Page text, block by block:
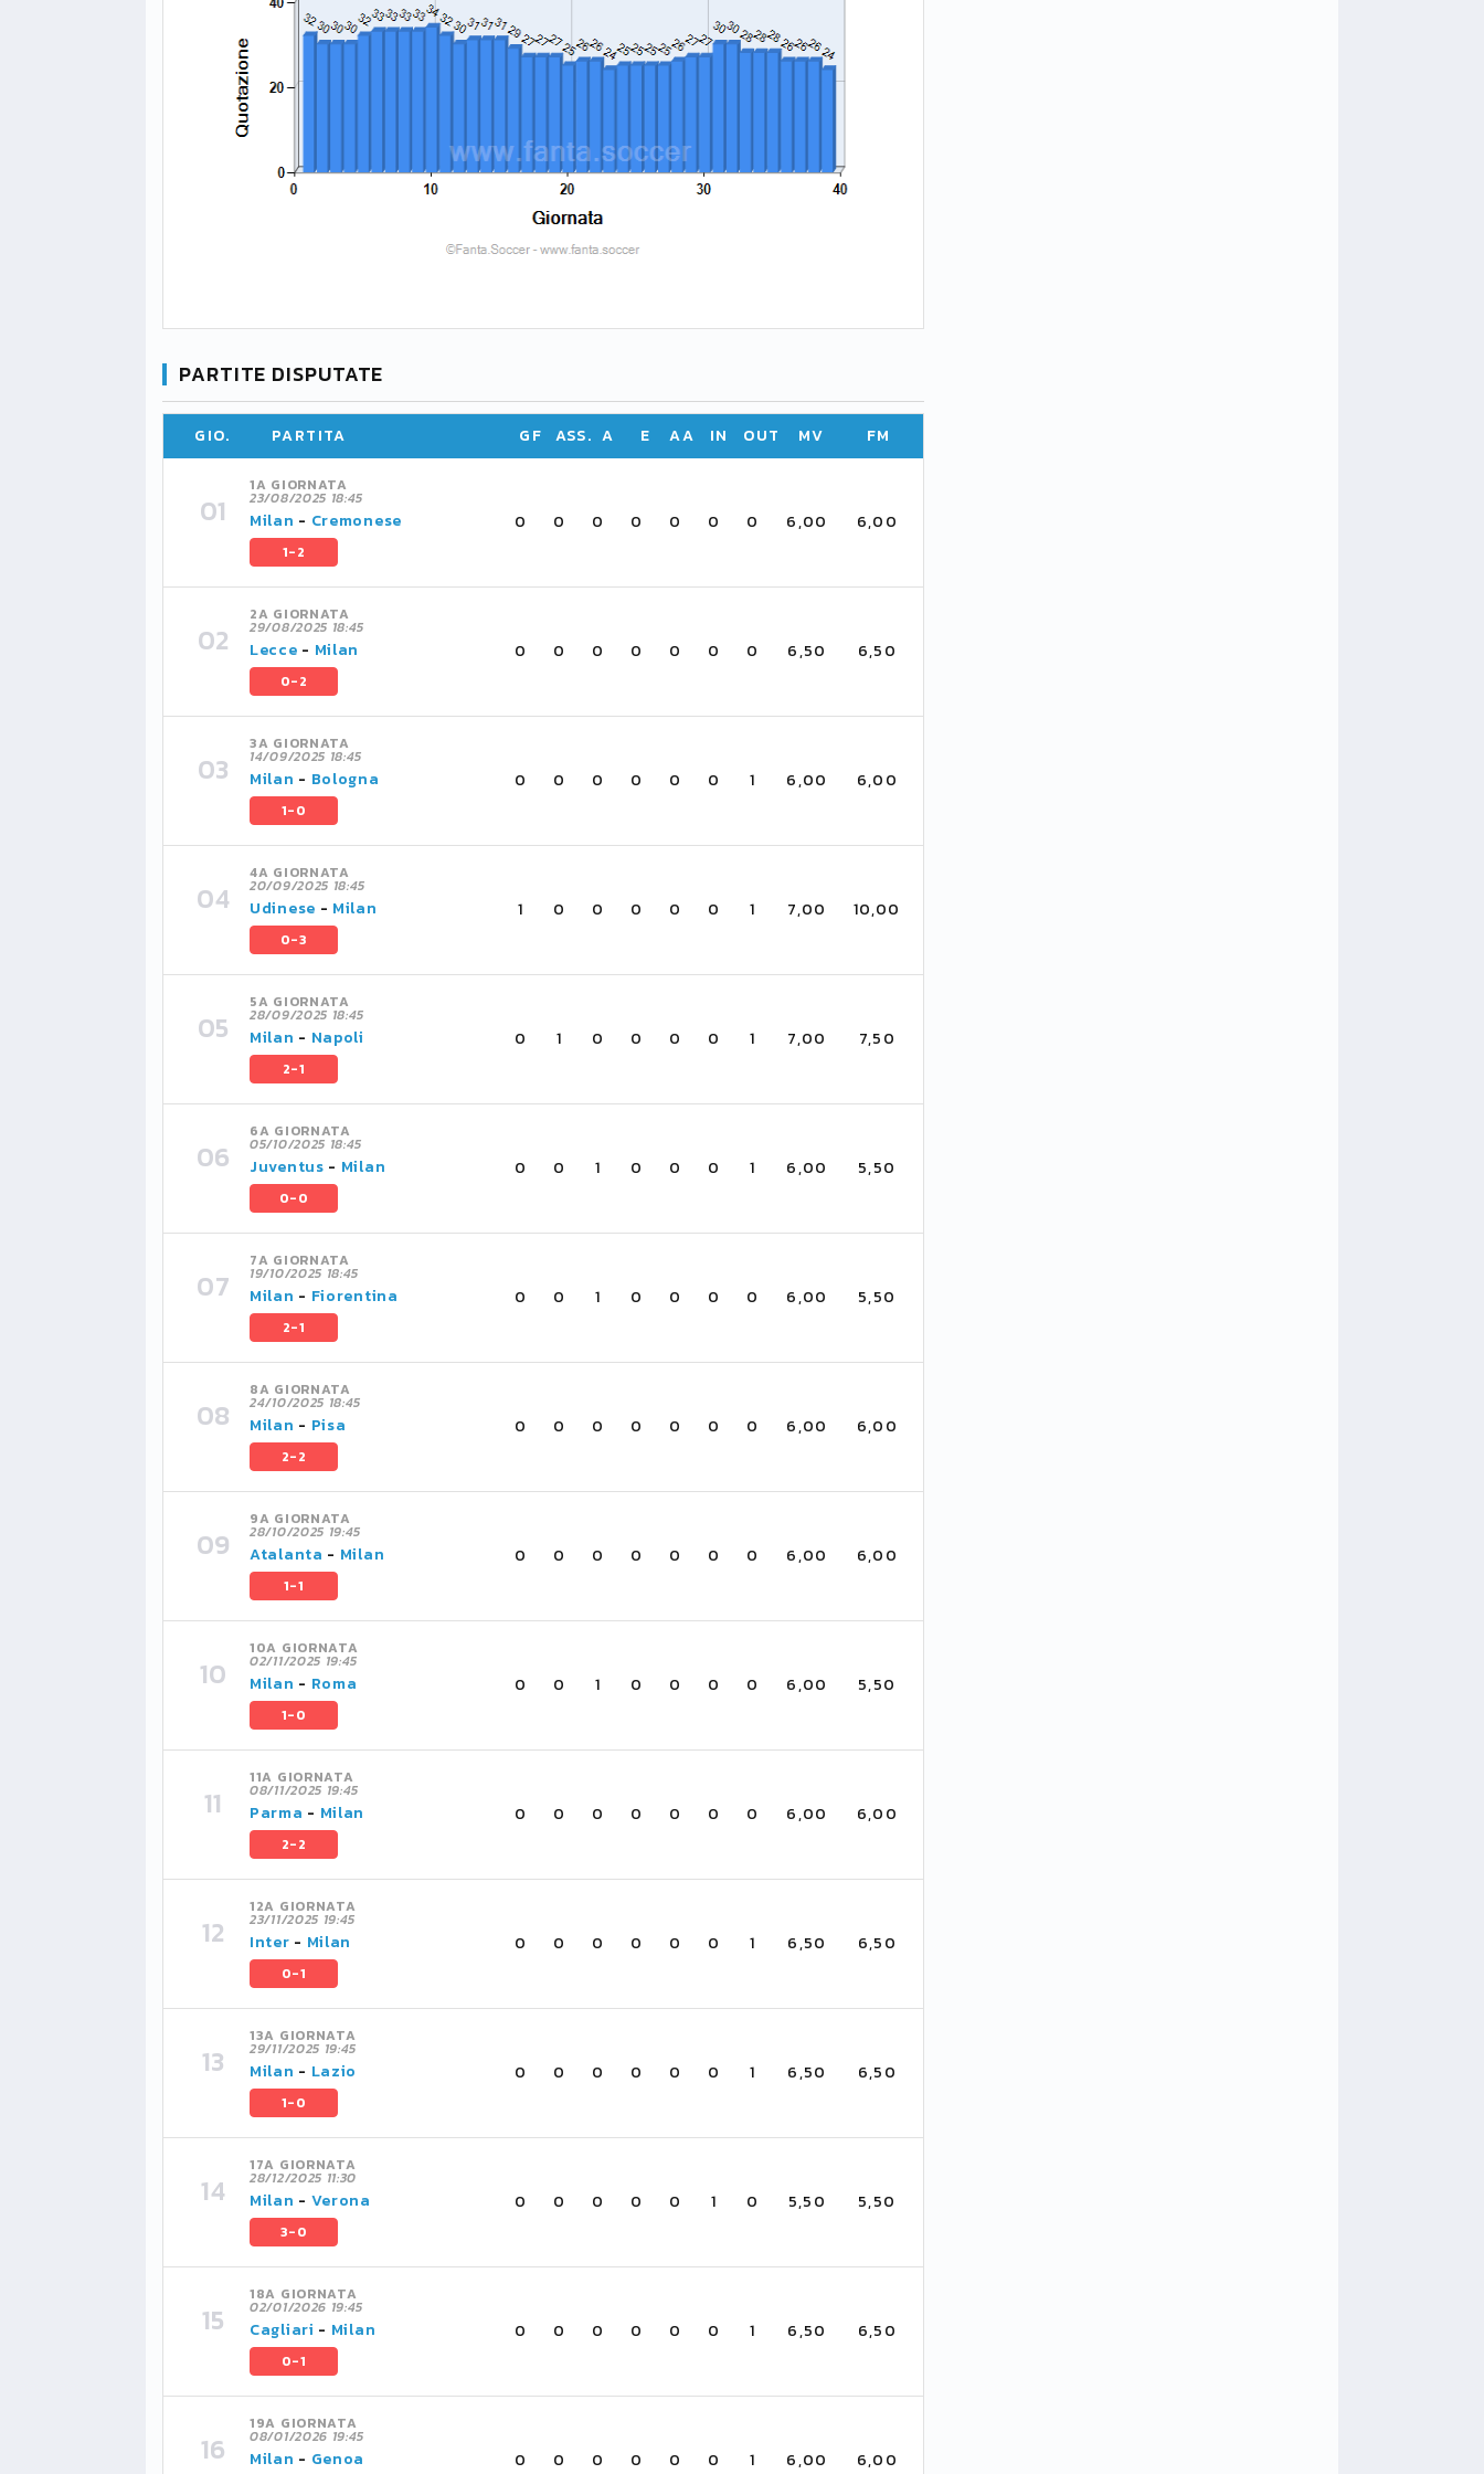
PARTITE DISPUTATE
GIO. PARTITA GF ASS. A E AA IN OUT MV FM
1A GIORNATA
23/08/2025 18:45
Milan - Cremonese
1-2
0 0 0 0 0 0 0 6,00 6,00
2A GIORNATA
29/08/2025 18:45
Lecce - Milan
0-2
0 0 0 0 0 0 0 6,50 6,50
3A GIORNATA
14/09/2025 18:45
Milan - Bologna
1-0
0 0 0 0 0 0 1 6,00 6,00
4A GIORNATA
20/09/2025 18:45
Udinese - Milan
0-3
1 0 0 0 0 0 1 7,00 10,00
5A GIORNATA
28/09/2025 18:45
Milan - Napoli
2-1
0 1 0 0 0 0 1 7,00 7,50
6A GIORNATA
05/10/2025 18:45
Juventus - Milan
0-0
0 0 1 0 0 0 1 6,00 5,50
7A GIORNATA
19/10/2025 18:45
Milan - Fiorentina
2-1
0 0 1 0 0 0 0 6,00 5,50
8A GIORNATA
24/10/2025 18:45
Milan - Pisa
2-2
0 0 0 0 0 0 0 6,00 6,00
9A GIORNATA
28/10/2025 19:45
Atalanta - Milan
1-1
0 0 0 0 0 0 0 6,00 6,00
10A GIORNATA
02/11/2025 19:45
Milan - Roma
1-0
0 0 1 0 0 0 0 6,00 5,50
11A GIORNATA
08/11/2025 19:45
Parma - Milan
2-2
0 0 0 0 0 0 0 6,00 6,00
12A GIORNATA
23/11/2025 19:45
Inter - Milan
0-1
0 0 0 0 0 0 1 6,50 6,50
13A GIORNATA
29/11/2025 19:45
Milan - Lazio
1-0
0 0 0 0 0 0 1 6,50 6,50
17A GIORNATA
28/12/2025 11:30
Milan - Verona
3-0
0 0 0 0 0 1 0 5,50 5,50
18A GIORNATA
02/01/2026 19:45
Cagliari - Milan
0-1
0 0 0 0 0 0 1 6,50 6,50
19A GIORNATA
08/01/2026 19:45
Milan - Genoa 0 0 0 0 0 0 1 6,00 6,00